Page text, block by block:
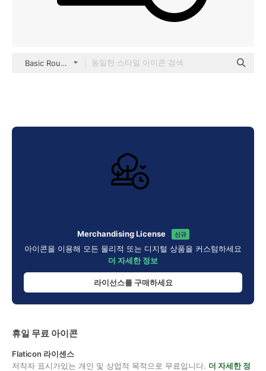
Basic Rounded Lineal
Merchandising License 신규
아이콘을 이용해 모든 물리적 또는 디지털 상품을 커스텀하세요
더 자세한 정보
라이선스를 구매하세요
휴일 무료 아이콘
Flaticon 라이센스
저작자 표시가있는 개인 및 상업적 목적으로 무료입니다. 더 자세한 정